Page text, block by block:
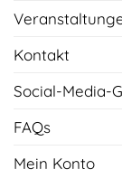
Kontakt
Social-Media-
FAQs
Mein Konto